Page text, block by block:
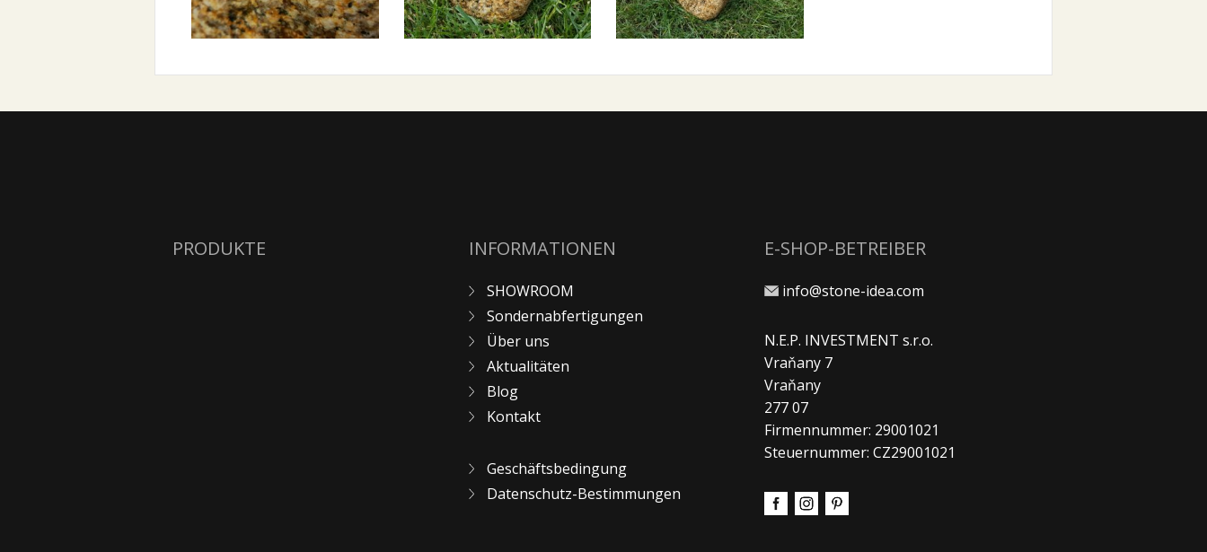
PRODUKTE INFORMATIONEN
SHOWROOM
Sondernabfertigungen
Über uns
Aktualitäten
Blog
Kontakt
Geschäftsbedingung
Datenschutz-Bestimmungen
E-SHOP-BETREIBER
info@stone-idea.com
N.E.P. INVESTMENT s.r.o.
Vraňany 7
Vraňany
277 07
Firmennummer: 29001021
Steuernummer: CZ29001021